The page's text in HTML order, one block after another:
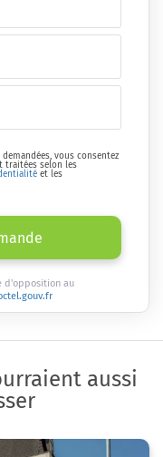
vous consentez
traitées selon les
et les
d'opposition au
aussi